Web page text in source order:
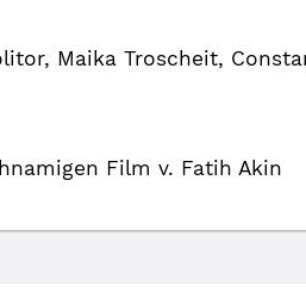
Maika Troscheit,
Film v. Fatih Akin